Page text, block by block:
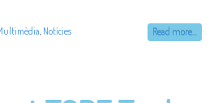
Notícies Read more...